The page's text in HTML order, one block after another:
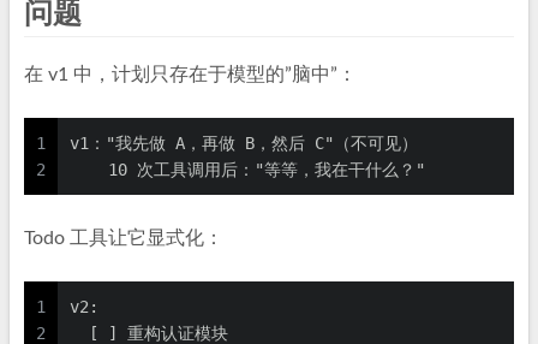
问题
在 v1 中，计划只存在于模型的”脑中”：
1
2
v1："我先做 A，再做 B，然后 C"（不可见）
    10 次工具调用后："等等，我在干什么？"
Todo 工具让它显式化：
1
2
v2:
  [ ] 重构认证模块